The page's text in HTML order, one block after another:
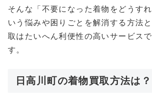
そんな「不要になった着物をどうす
いう悩みや困りごとを解消する方法
取はたいへん利便性の高いサービス
す。
日高川町の着物買取方法は？